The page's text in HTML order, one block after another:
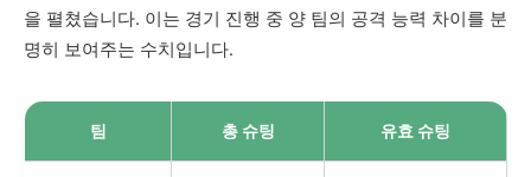
을 펼쳤습니다. 이는 경기 진행 중 양 팀의 공격 능력 차이를 분
명히 보여주는 수치입니다.
팀 총 슈팅 유효 슈팅